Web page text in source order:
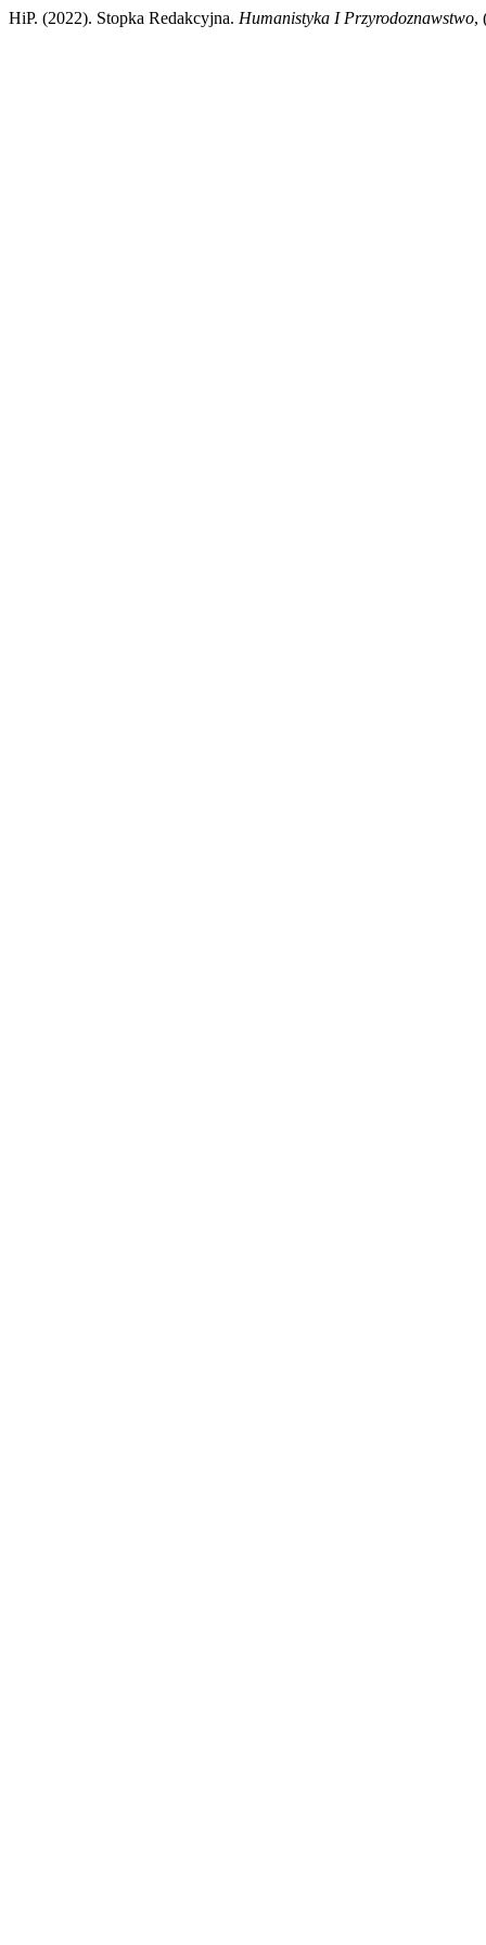
HiP. (2022). Stopka Redakcyjna. Humanistyka I Przyrodoznawstwo,